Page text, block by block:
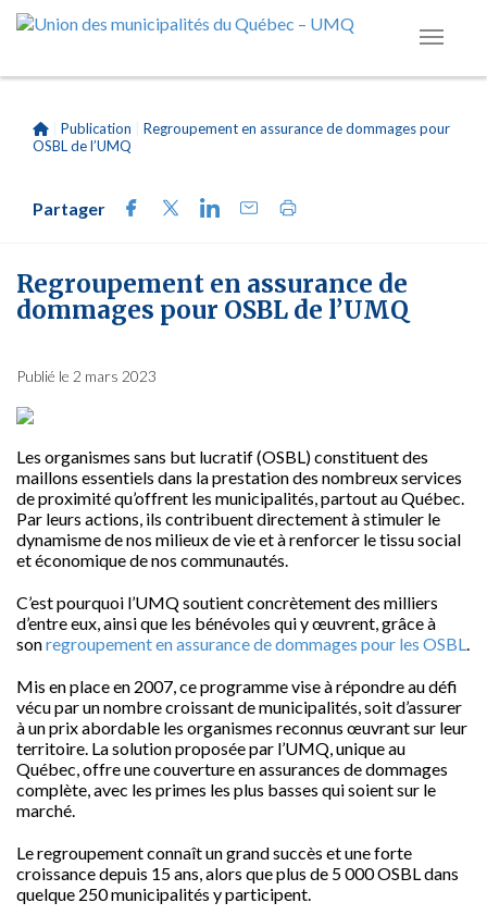
Publication
Regroupement en assurance de dommages pour
OSBL de l’UMQ
Partager
Regroupement en assurance de
dommages pour OSBL de l’UMQ
Publié le 2 mars 2023
Les organismes sans but lucratif (OSBL) constituent des
maillons essentiels dans la prestation des nombreux services
de proximité qu’offrent les municipalités, partout au Québec.
Par leurs actions, ils contribuent directement à stimuler le
dynamisme de nos milieux de vie et à renforcer le tissu social
et économique de nos communautés.
C’est pourquoi l’UMQ soutient concrètement des milliers
d’entre eux, ainsi que les bénévoles qui y œuvrent, grâce à
sonregroupement en assurance de dommages pour les OSBL.
Mis en place en 2007, ce programme vise à répondre au défi
vécu par un nombre croissant de municipalités, soit d’assurer
à un prix abordable les organismes reconnus œuvrant sur leur
territoire. La solution proposée par l’UMQ, unique au
Québec, offre une couverture en assurances de dommages
complète, avec les primes les plus basses qui soient sur le
marché.
Le regroupement connaît un grand succès et une forte
croissance depuis 15 ans, alors que plus de 5 000 OSBL dans
quelque 250 municipalités y participent.